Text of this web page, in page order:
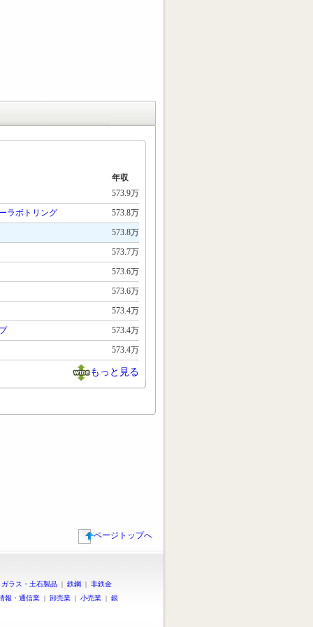
年収
573.9万
ラボトリング
573.8万
573.8万
573.7万
573.6万
573.6万
573.4万
573.4万
573.4万
もっと見る
ページトップへ
ガラス・土石製品 | 鉄鋼 | 非鉄金
報・通信業 | 卸売業 | 小売業 | 銀